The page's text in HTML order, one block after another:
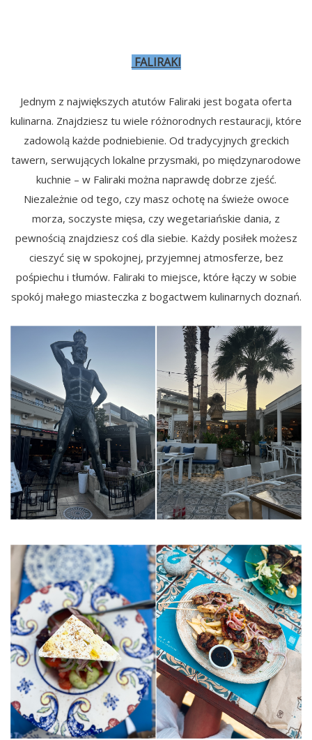
FALIRAKI
Jednym z największych atutów Faliraki jest bogata oferta
kulinarna. Znajdziesz tu wiele różnorodnych restauracji, które
zadowolą każde podniebienie. Od tradycyjnych greckich
tawern, serwujących lokalne przysmaki, po międzynarodowe
kuchnie – w Faliraki można naprawdę dobrze zjeść.
Niezależnie od tego, czy masz ochotę na świeże owoce
morza, soczyste mięsa, czy wegetariańskie dania, z
pewnością znajdziesz coś dla siebie. Każdy posiłek możesz
cieszyć się w spokojnej, przyjemnej atmosferze, bez
pośpiechu i tłumów. Faliraki to miejsce, które łączy w sobie
spokój małego miasteczka z bogactwem kulinarnych doznań.